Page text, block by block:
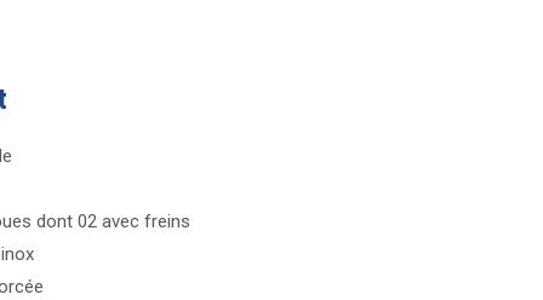
dont 02 avec freins